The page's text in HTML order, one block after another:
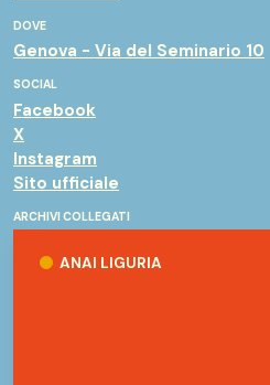
DOVE
Genova - Via del Seminario 10
SOCIAL
Facebook
X
Instagram
Sito ufficiale
ARCHIVI COLLEGATI
ANAI LIGURIA